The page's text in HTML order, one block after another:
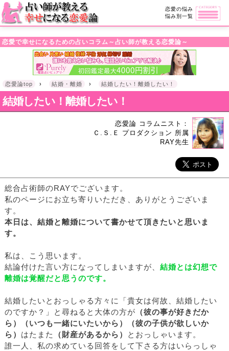
・!DOCTYPE html>l
恋愛の悩み
悩み別一覧
恋愛で幸せになるための占いコラム～占い師が教える恋愛論～
恋愛論top › 結婚・離婚 › 結婚したい！離婚したい！
結婚したい！離婚したい！
恋愛論 コラムニスト：
Ｃ.Ｓ.Ｅ プロダクション 所属
RAY先生
総合占術師のRAYでございます。
私のページにお立ち寄りいただき、ありがとうございま
す。
本日は、結婚と離婚について書かせて頂きたいと思いま
す。
私は、こう思います。
結論付けた言い方になってしまいますが、 結婚とは幻想で
離婚は覚醒だと思うのです。
結婚したいとおっしゃる方々に「貴女は何故、結婚したい
のですか？」と尋ねると大体の方が （彼の事が好きだか
ら）（いつも一緒にいたいから）（彼の子供が欲しいか
ら） はたまた （財産があるから）
とおっしゃいます。
誰一人、私の求めている回答をして下さる方はいらっしゃ